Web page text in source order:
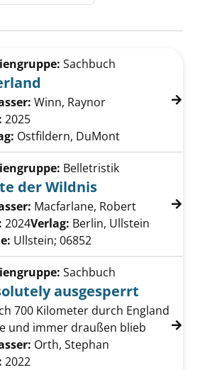
Details von Überland anzeigen
Sachbuch
Winn, Raynor Suche nach
2025
Ostfildern, DuMont
Details von Karte der Wildnis
Belletristik
der Wildnis
Macfarlane, Robert Suche
2024Verlag: Berlin, Ullstein
Ullstein; 06852
Details von Absolutely
Sachbuch
ausgesperrt
700 Kilometer durch England
und immer draußen blieb
Orth, Stephan
2022